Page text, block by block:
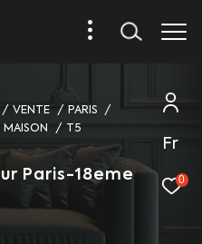
Fr
0
VENTE
PARIS
MAISON T5
Paris-18eme